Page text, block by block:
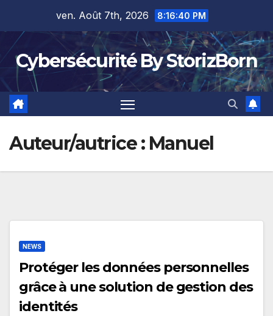
content
ven. Août 7th, 2026 8:16:40 PM
Cybersécurité By StorizBorn
Auteur/autrice : Manuel
NEWS
Protéger les données personnelles
grâce à une solution de gestion des
identités